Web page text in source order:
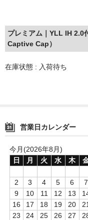
プレミアム｜YLL IH 2.0
Captive Cap）
在庫状態 : 入荷待ち
営業日カレンダー
今月(2026年8月)
日
月 火 水 木
2
3 4 5 6 7
9
10 11 12 13
16
17 18 19 20 21
23
24 25 26 27